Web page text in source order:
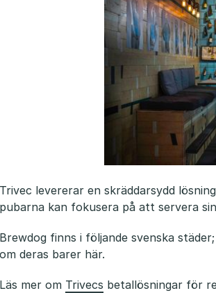
Trivec levererar en skräddarsydd
pubarna kan fokusera på att servera
Brewdog finns i följande svenska
om deras barer här.
Läs mer om Trivecs betallösningar för